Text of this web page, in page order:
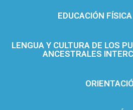
EDUCACIÓN
LENGUA Y CULTURA DE LOS
ANCESTRALES